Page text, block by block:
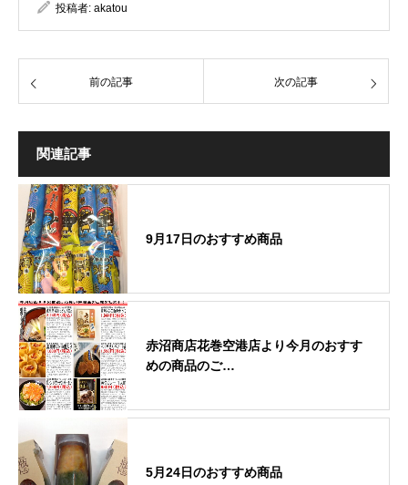
投稿者: akatou
前の記事 次の記事
関連記事
9月17日のおすすめ商品
赤沼商店花巻空港店より今月のおすす
めの商品のご…
5月24日のおすすめ商品